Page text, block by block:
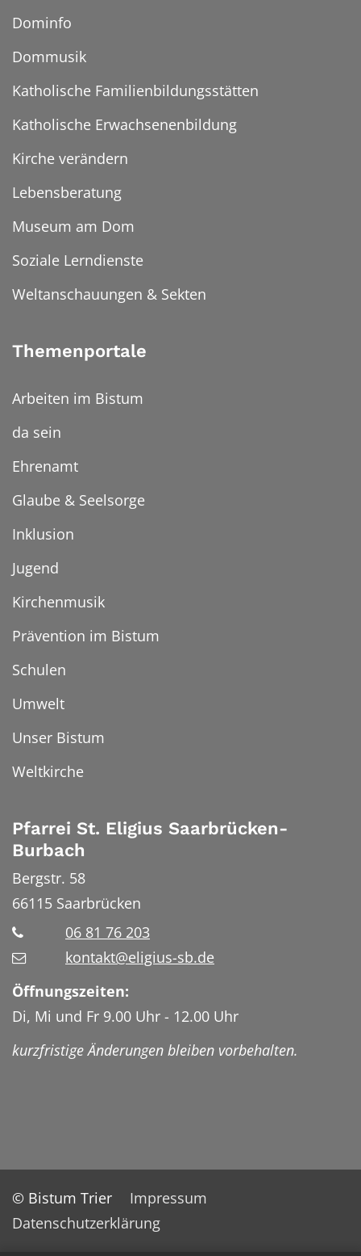
Dominfo
Dommusik
Katholische Familienbildungsstätten
Katholische Erwachsenenbildung
Kirche verändern
Lebensberatung
Museum am Dom
Soziale Lerndienste
Weltanschauungen & Sekten
Themenportale
Arbeiten im Bistum
da sein
Ehrenamt
Glaube & Seelsorge
Inklusion
Jugend
Kirchenmusik
Prävention im Bistum
Schulen
Umwelt
Unser Bistum
Weltkirche
Pfarrei St. Eligius Saarbrücken-
Burbach
Bergstr. 58
66115 Saarbrücken
06 81 76 203
kontakt@eligius-sb.de
Öffnungszeiten:
Di, Mi und Fr 9.00 Uhr - 12.00 Uhr
kurzfristige Änderungen bleiben vorbehalten.
© Bistum Trier
Impressum
Datenschutzerklärung